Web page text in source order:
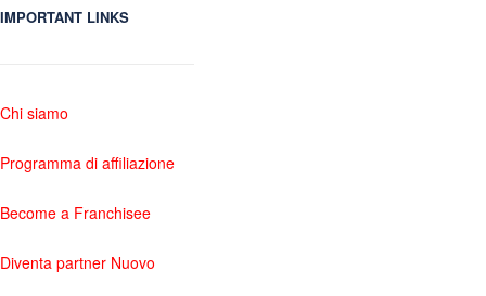
IMPORTANT LINKS
Chi siamo
Programma di affiliazione
Become a Franchisee
Diventa partner Nuovo